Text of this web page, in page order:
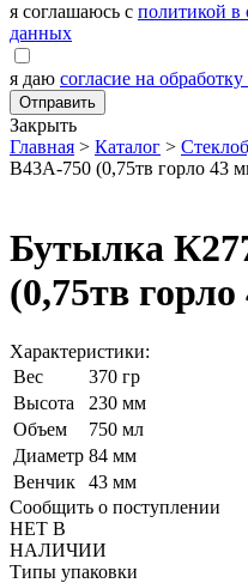
я соглашаюсь с политикой в
данных
я даю согласие на
Отправить
Закрыть
Главная > Каталог >
В43А-750 (0,75тв горло 43
Бутылка
(0,75тв
Характеристики:
Bес
370 гр
Высота
230 мм
Объем
750 мл
Диаметр 84 мм
Венчик
43 мм
Сообщить о поступлении
НЕТ В
НАЛИЧИИ
Типы упаковки